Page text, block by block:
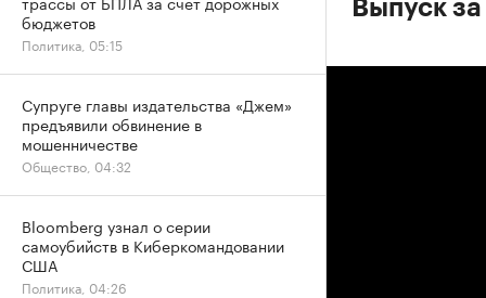
Выпуск
бюджетов
Политика, 05:15
Супруге главы издательства «Джем»
предъявили обвинение в
мошенничестве
Общество, 04:32
Bloomberg узнал о серии
самоубийств в Киберкомандовании
США
Политика, 04:26